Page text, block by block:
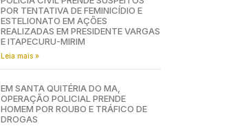
POR TENTATIVA DE FEMINICÍDIO E
ESTELIONATO EM AÇÕES
REALIZADAS EM PRESIDENTE VARGAS
E ITAPECURU-MIRIM
Leia mais »
EM SANTA QUITÉRIA DO MA,
OPERAÇÃO POLICIAL PRENDE
HOMEM POR ROUBO E TRÁFICO DE
DROGAS